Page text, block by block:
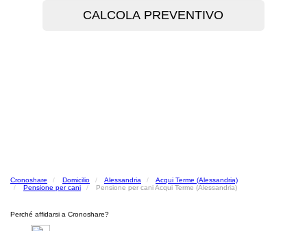
Cronoshare Domicilio Alessandria
Acqui Terme (Alessandria)
Pensione per cani
Pensione per cani Acqui Terme (Alessandria)
Perché affidarsi a Cronoshare?